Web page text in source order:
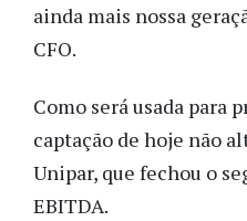
ainda mais nossa
CFO.
Como será usada para
captação de hoje não
Unipar, que fechou o
EBITDA.